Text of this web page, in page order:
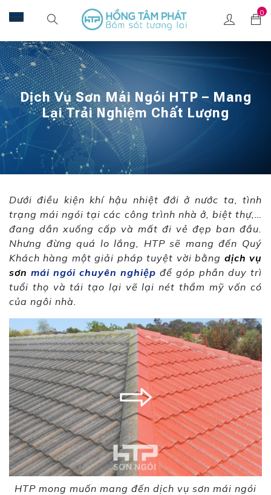
0
Dịch Vụ Sơn Mái Ngói HTP – Mang
Lại Trải Nghiệm Chất Lượng
Dưới điều kiện khí hậu nhiệt đới ở nước ta, tình
trạng mái ngói tại các công trình nhà ở, biệt thự,…
đang dần xuống cấp và mất đi vẻ đẹp ban đầu.
Nhưng đừng quá lo lắng, HTP sẽ mang đến Quý
Khách hàng một giải pháp tuyệt vời bằng dịch vụ
sơn mái ngói chuyên nghiệp để góp phần duy trì
tuổi thọ và tái tạo lại vẽ lại nét thẩm mỹ vốn có
của ngôi nhà.
HTP mong muốn mang đến dịch vụ sơn mái ngói